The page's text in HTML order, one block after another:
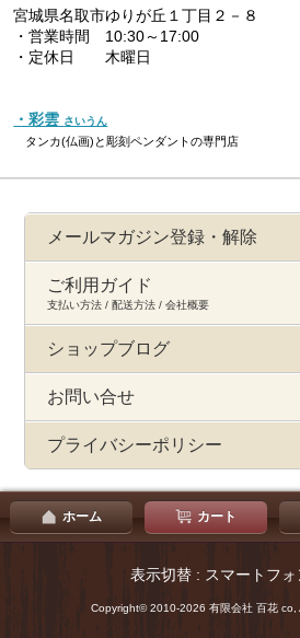
宮城県名取市ゆりが丘１丁目２－８
・営業時間 10:30～17:00
・定休日 木曜日
・彩雲 さいうん
タンカ(仏画)と彫刻ペンダントの専門店
メールマガジン登録・解除
ご利用ガイド
支払い方法 / 配送方法 / 会社概要
ショップブログ
お問い合せ
プライバシーポリシー
ホーム カート
表示切替 : スマートフォ
Copyright© 2010-2026 有限会社 百花 co,